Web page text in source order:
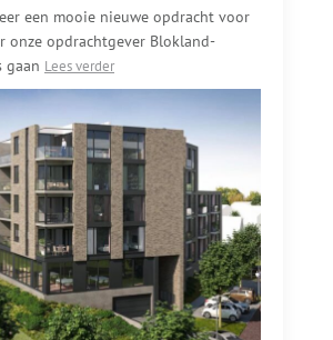
een mooie nieuwe opdracht voor
onze opdrachtgever Blokland-
gaan Lees verder